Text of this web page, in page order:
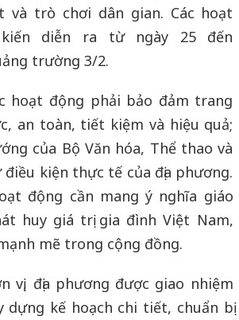
và trò chơi dân gian. Các hoạt
diễn ra từ ngày 25 đến
trường 3/2.
hoạt động phải bảo đảm trang
an toàn, tiết kiệm và hiệu quả;
của Bộ Văn hóa, Thể thao và
điều kiện thực tế của địa phương.
động cần mang ý nghĩa giáo
huy giá trị gia đình Việt Nam,
mẽ trong cộng đồng.
vị, địa phương được giao nhiệm
dựng kế hoạch chi tiết, chuẩn bị